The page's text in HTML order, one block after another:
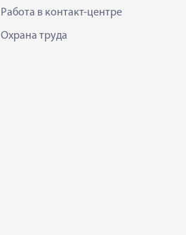
Работа в контакт-центре
Охрана труда